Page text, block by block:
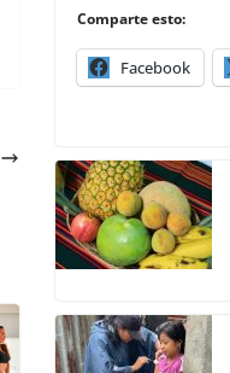
Comparte esto:
Facebook